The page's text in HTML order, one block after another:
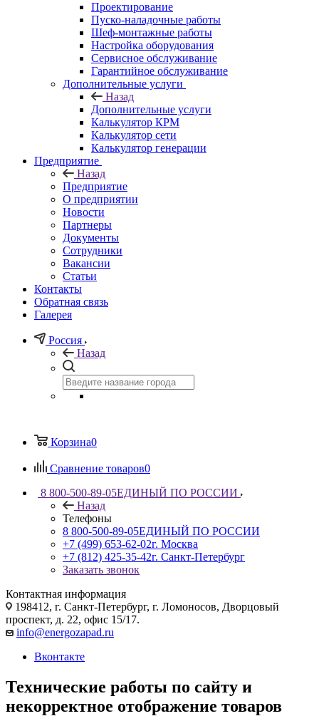
Проектирование
Пуско-наладочные работы
Шеф-монтажные работы
Настройка оборудования
Сервисное обслуживание
Гарантийное обслуживание
Дополнительные услуги
Назад
Дополнительные услуги
Калькулятор КРМ
Калькулятор сети
Калькулятор генерации
Предприятие
Назад
Предприятие
О предприятии
Новости
Партнеры
Документы
Сотрудники
Вакансии
Статьи
Контакты
Обратная связь
Галерея
Россия
Назад
Корзина0
Сравнение товаров0
8 800-500-89-05ЕДИНЫЙ ПО РОССИИ
Назад
Телефоны
8 800-500-89-05ЕДИНЫЙ ПО РОССИИ
+7 (499) 653-62-02г. Москва
+7 (812) 425-35-42г. Санкт-Петербург
Заказать звонок
Контактная информация
198412, г. Санкт-Петербург, г. Ломоносов, Дворцовый
проспект, д. 22, офис 15/17.
info@energozapad.ru
Вконтакте
Технические работы по сайту и
некорректное отображение товаров